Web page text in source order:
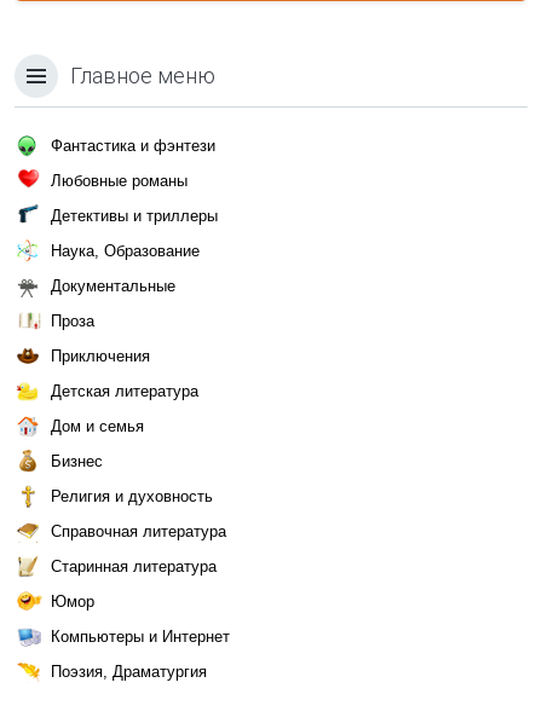
Главное меню
Фантастика и фэнтези
Любовные романы
Детективы и триллеры
Наука, Образование
Документальные
Проза
Приключения
Детская литература
Дом и семья
Бизнес
Религия и духовность
Справочная литература
Старинная литература
Юмор
Компьютеры и Интернет
Поэзия, Драматургия